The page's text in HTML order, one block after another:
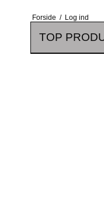
Forside / Log ind
TOP